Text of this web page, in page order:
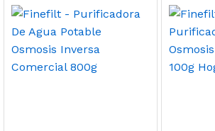
de Agua | Repuesto (con
3,699.00